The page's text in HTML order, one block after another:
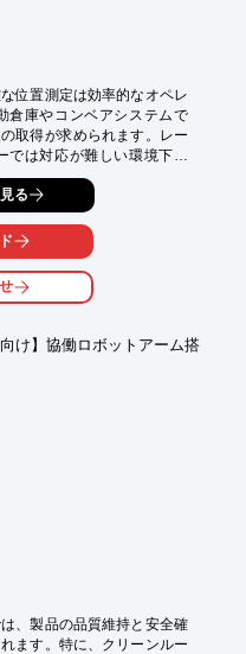
位置測定は効率的なオペレ
倉庫やコンベアシステムで
取得が求められます。レー
は対応が難しい環境下で
は、長距離測長を実現し、
。
る
け】協働ロボットアーム搭
、製品の品質維持と安全確
ます。特に、クリーンルー